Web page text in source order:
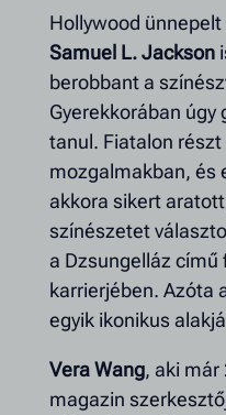
Hollywood
Samuel L. Jackson
berobbant a
Gyerekkorában
tanul. Fiatalon
mozgalmakban, és
akkora sikert
színészetet
a Dzsungelláz
karrierjében. Azóta
egyik ikonikus
Vera Wang, aki már
magazin